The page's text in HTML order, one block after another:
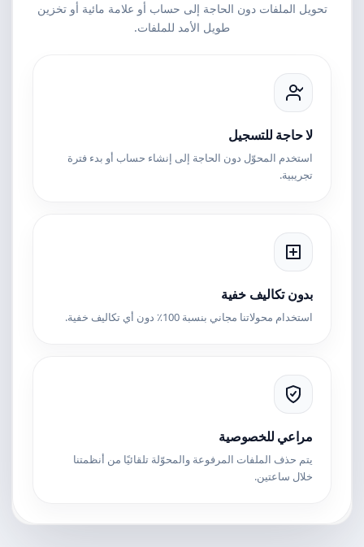
تحويل الملفات دون الحاجة إلى حساب أو علامة مائية أو تخزين
طويل الأمد للملفات.
لا حاجة للتسجيل
استخدم المحوّل دون الحاجة إلى إنشاء حساب أو بدء فترة
تجريبية.
بدون تكاليف خفية
استخدام محولاتنا مجاني بنسبة 100٪ دون أي تكاليف خفية.
مراعي للخصوصية
يتم حذف الملفات المرفوعة والمحوّلة تلقائيًا من أنظمتنا
خلال ساعتين.